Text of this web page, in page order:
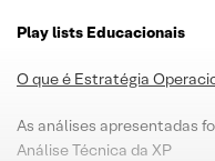
Play lists Educacionais
O que é Estratégia
As análises apresentadas
Análise Técnica da XP